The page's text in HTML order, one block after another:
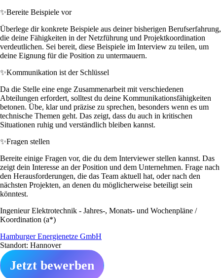
✨Bereite Beispiele vor
Überlege dir konkrete Beispiele aus deiner bisherigen Berufserfahrung,
die deine Fähigkeiten in der Netzführung und Projektkoordination
verdeutlichen. Sei bereit, diese Beispiele im Interview zu teilen, um
deine Eignung für die Position zu untermauern.
✨Kommunikation ist der Schlüssel
Da die Stelle eine enge Zusammenarbeit mit verschiedenen
Abteilungen erfordert, solltest du deine Kommunikationsfähigkeiten
betonen. Übe, klar und präzise zu sprechen, besonders wenn es um
technische Themen geht. Das zeigt, dass du auch in kritischen
Situationen ruhig und verständlich bleiben kannst.
✨Fragen stellen
Bereite einige Fragen vor, die du dem Interviewer stellen kannst. Das
zeigt dein Interesse an der Position und dem Unternehmen. Frage nach
den Herausforderungen, die das Team aktuell hat, oder nach den
nächsten Projekten, an denen du möglicherweise beteiligt sein
könntest.
Ingenieur Elektrotechnik - Jahres-, Monats- und Wochenpläne /
Koordination (a*)
Hamburger Energienetze GmbH
Standort: Hannover
Jetzt bewerben